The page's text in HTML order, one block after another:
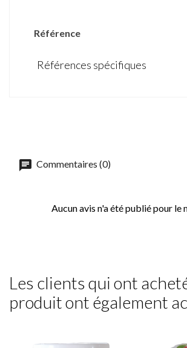
Référence
Références spécifiques
Commentaires (0)
Aucun avis n'a été publié pour le
Les clients qui ont
produit ont également